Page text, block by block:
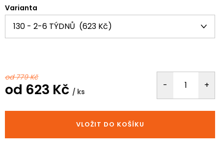
Varianta
od 779 Kč
od 623 Kč / ks
cena:
VLOŽIT DO KOŠÍKU